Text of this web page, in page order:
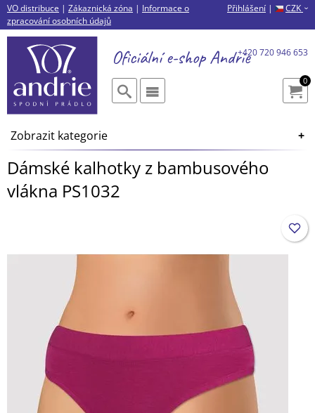
Přihlášení | CZK ›
VO distribuce | Zákaznická zóna | Informace o
zpracování osobních údajů
Oficiální e-shopAndrie
0
+420 720 946 653
Zobrazit kategorie
Dámské kalhotky z bambusového
vlákna PS1032